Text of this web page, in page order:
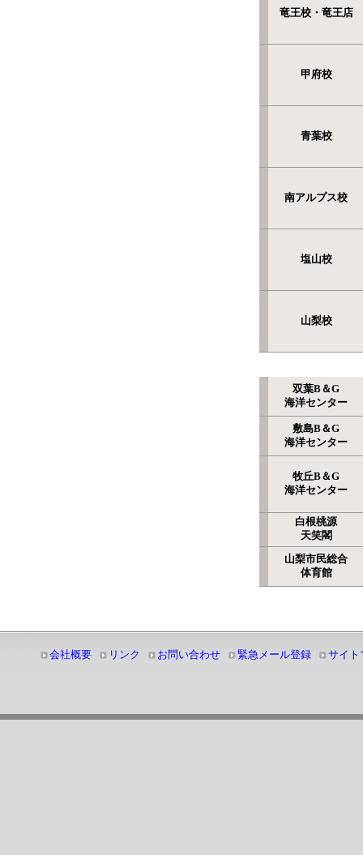
竜王校・竜王店
甲府校
青葉校
南アルプス校
塩山校
山梨校
双葉B＆G
海洋センター
敷島B＆G
海洋センター
牧丘B＆G
海洋センター
白根桃源
天笑閣
山梨市民総合
体育館
会社概要 リンク お問い合わせ 緊急メール登録 サイト